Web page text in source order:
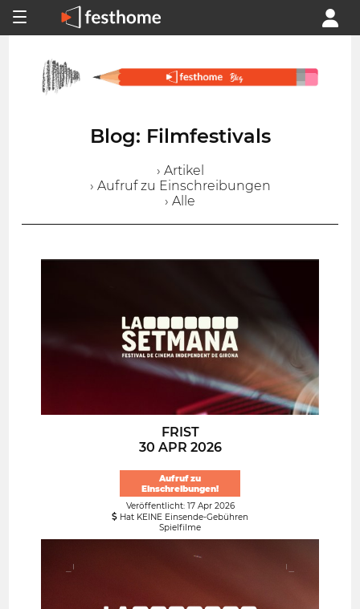
Blog: Filmfestivals
› Artikel
› Aufruf zu Einschreibungen
› Alle
FRIST
30 APR 2026
Aufruf zu
Einschreibungen!
Veröffentlicht: 17 Apr 2026
Hat KEINE Einsende-Gebühren
Spielfilme